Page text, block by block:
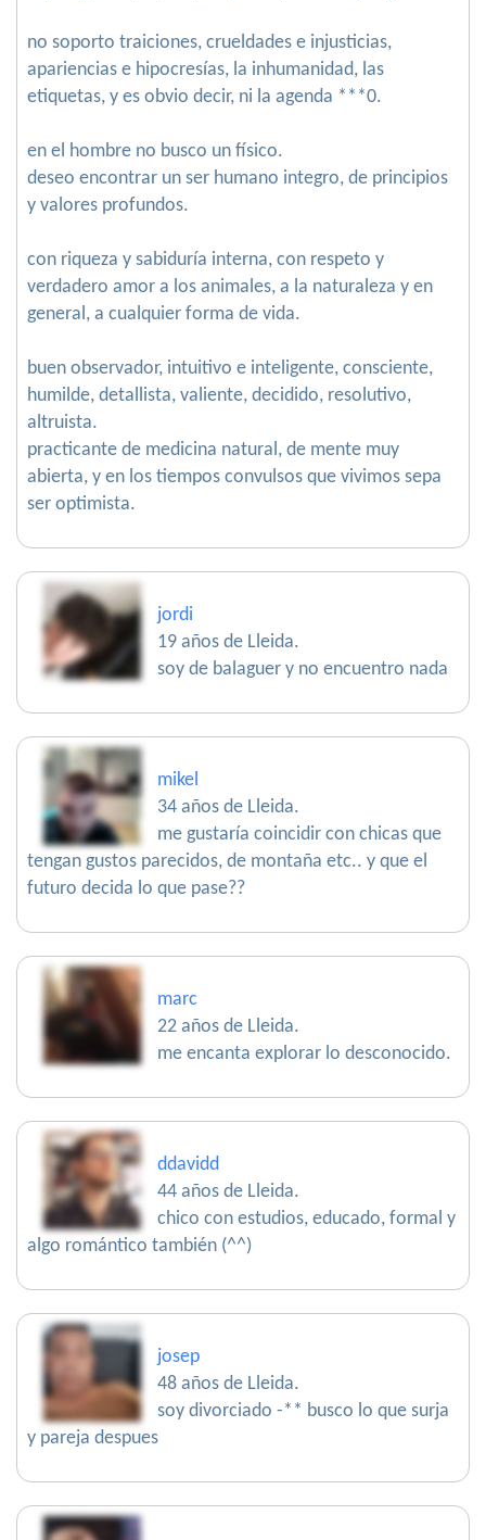
no soporto traiciones, crueldades e injusticias,
apariencias e hipocresías, la inhumanidad, las
etiquetas, y es obvio decir, ni la agenda ***0.
en el hombre no busco un físico.
deseo encontrar un ser humano integro, de principios
y valores profundos.
con riqueza y sabiduría interna, con respeto y
verdadero amor a los animales, a la naturaleza y en
general, a cualquier forma de vida.
buen observador, intuitivo e inteligente, consciente,
humilde, detallista, valiente, decidido, resolutivo,
altruista.
practicante de medicina natural, de mente muy
abierta, y en los tiempos convulsos que vivimos sepa
ser optimista.
jordi
19 años de Lleida.
soy de balaguer y no encuentro nada
mikel
34 años de Lleida.
me gustaría coincidir con chicas que
tengan gustos parecidos, de montaña etc.. y que el
futuro decida lo que pase??
marc
22 años de Lleida.
me encanta explorar lo desconocido.
ddavidd
44 años de Lleida.
chico con estudios, educado, formal y
algo romántico también (^^)
josep
48 años de Lleida.
soy divorciado -** busco lo que surja
y pareja despues